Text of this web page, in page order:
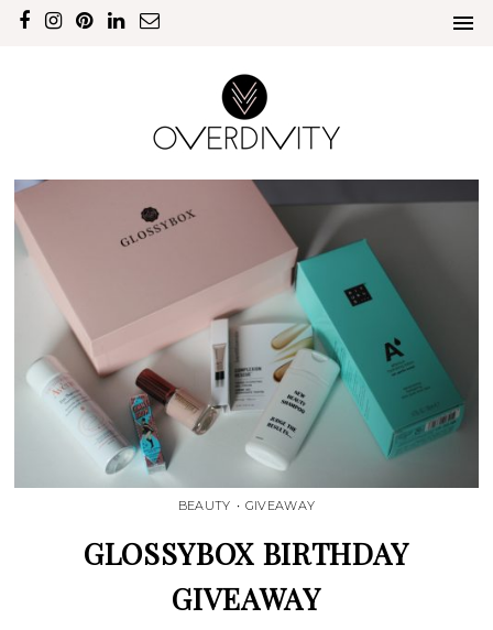
BEAUTY • GIVEAWAY
GLOSSYBOX BIRTHDAY
GIVEAWAY